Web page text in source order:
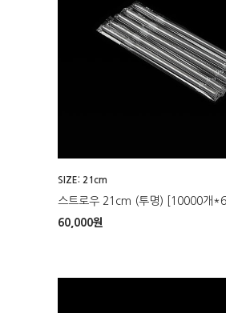
SIZE: 21cm
스트로우 21cm (투명) [10000개*6
60,000원